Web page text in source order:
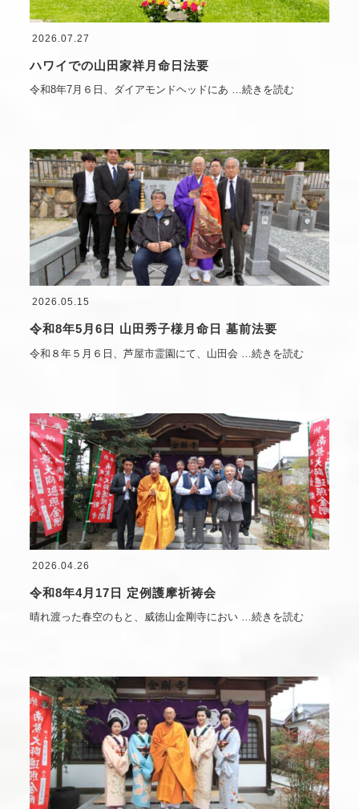
2026.07.27
ハワイでの山田家祥月命日法要
令和8年7月６日、ダイアモンドヘッドにあ …続きを読む
2026.05.15
令和8年5月6日 山田秀子様月命日 墓前法要
令和８年５月６日、芦屋市霊園にて、山田会 …続きを読む
2026.04.26
令和8年4月17日 定例護摩祈祷会
晴れ渡った春空のもと、威徳山金剛寺におい …続きを読む